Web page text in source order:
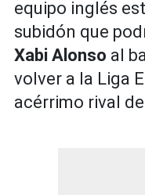
equipo inglés
subidón que
Xabi Alonso al
volver a la Liga
acérrimo rival del